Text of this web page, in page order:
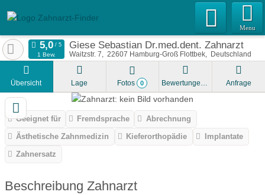
Menu
Giese Sebastian Dr.med.dent. Zahnarzt
Waitzstr. 7 22607 Hamburg-Groß Flottbek Deutschland
1 Bew.
Übersicht Lage Fotos 0 Bewertungen Anfrage
Geeignet für Fremdsprache
Abrechnung
Ästhetische Zahnmedizin
Kieferorthopädie
Implantate
Zahnersatz
Beschreibung Zahnarzt